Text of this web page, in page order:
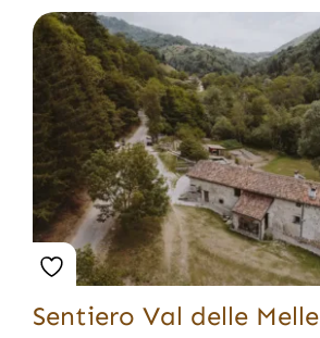
Sentiero Val delle Melle